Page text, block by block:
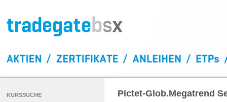
Pictet-Glob.Megatrend
KURSSUCHE